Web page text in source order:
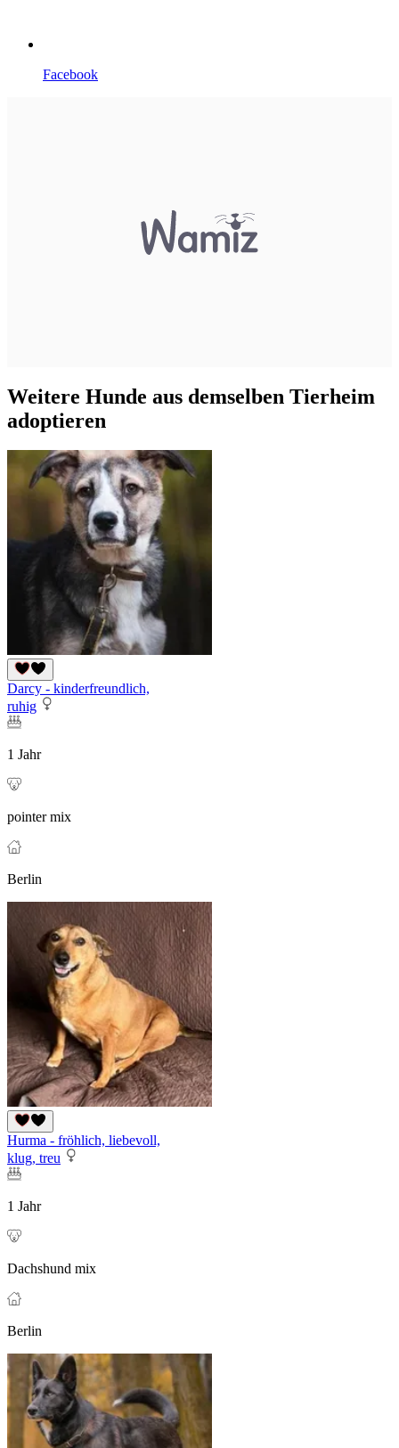
Facebook
Weitere Hunde aus demselben Tierheim
adoptieren
Darcy - kinderfreundlich,
ruhig
1 Jahr
pointer mix
Berlin
Hurma - fröhlich, liebevoll,
klug, treu
1 Jahr
Dachshund mix
Berlin